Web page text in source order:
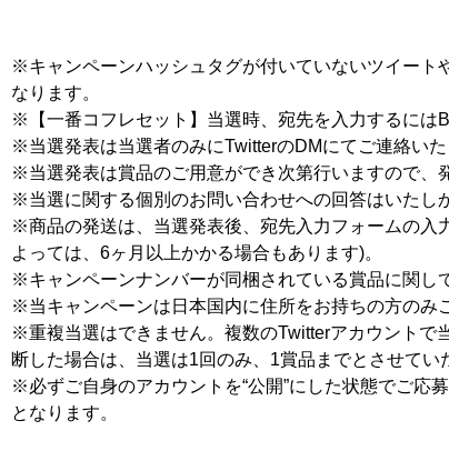
※キャンペーンハッシュタグが付いていないツイート
なります。
※【一番コフレセット】当選時、宛先を入力するには
※当選発表は当選者のみにTwitterのDMにてご連絡いた
※当選発表は賞品のご用意ができ次第行いますので、
※当選に関する個別のお問い合わせへの回答はいたし
※商品の発送は、当選発表後、宛先入力フォームの入
よっては、6ヶ月以上かかる場合もあります)。
※キャンペーンナンバーが同梱されている賞品に関し
※当キャンペーンは日本国内に住所をお持ちの方のみ
※重複当選はできません。複数のTwitterアカウントで
断した場合は、当選は1回のみ、1賞品までとさせてい
※必ずご自身のアカウントを“公開”にした状態でご応
となります。